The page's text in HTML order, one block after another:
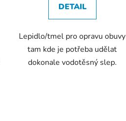
DETAIL
Lepidlo/tmel pro opravu obuvy
tam kde je potřeba udělat
dokonale vodotěsný slep.